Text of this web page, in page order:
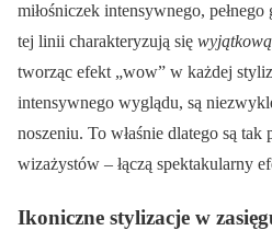
miłośniczek intensywnego,
tej linii charakteryzują się
tworząc efekt „wow” w każdej
intensywnego wyglądu, są
noszeniu. To właśnie dlatego są
wizażystów – łączą spektakularny
Ikoniczne stylizacje w